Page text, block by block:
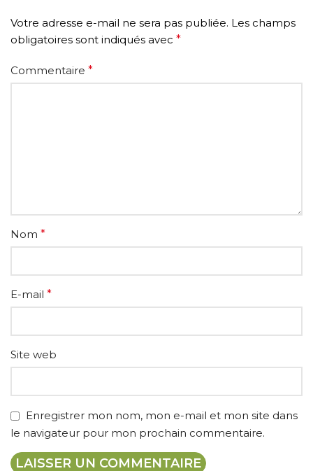
Votre adresse e-mail ne sera pas publiée. Les champs
obligatoires sont indiqués avec *
Commentaire *
Nom *
E-mail *
Site web
Enregistrer mon nom, mon e-mail et mon site dans
le navigateur pour mon prochain commentaire.